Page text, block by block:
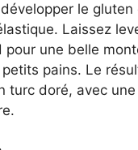
le
Laissez
pour une belle
pains. Le
turc doré, avec